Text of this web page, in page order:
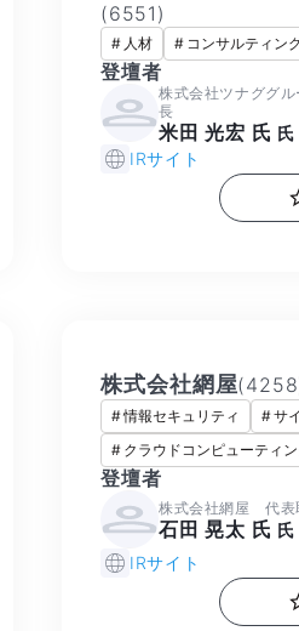
(6551 )
# 人材 # コンサルティン
登壇者
株式会社ツナググ
長
米田 光宏 氏 氏
IRサイト
株式会社網屋(4258
#情報セキュリティ #サ
# クラウドコンピューティ
登壇者
株式会社網屋 代表
石田 晃太 氏 氏
IRサイト